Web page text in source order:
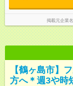
掲載元企業名
【鶴ヶ島市】
方へ＊週3や時